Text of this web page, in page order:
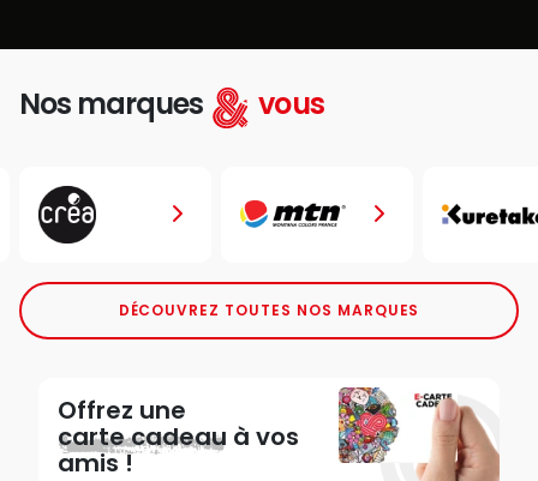
Nos marques vous
DÉCOUVREZ TOUTES NOS MARQUES
Offrez une
carte cadeau à vos
amis !